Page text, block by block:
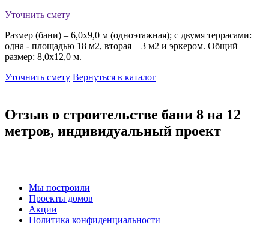
Уточнить смету
Размер (бани) – 6,0x9,0 м (одноэтажная); с двумя террасами:
одна - площадью 18 м2, вторая – 3 м2 и эркером. Общий
размер: 8,0x12,0 м.
Уточнить смету Вернуться в каталог
Отзыв о строительстве бани 8 на 12
метров, индивидуальный проект
Мы построили
Проекты домов
Акции
Политика конфиденциальности